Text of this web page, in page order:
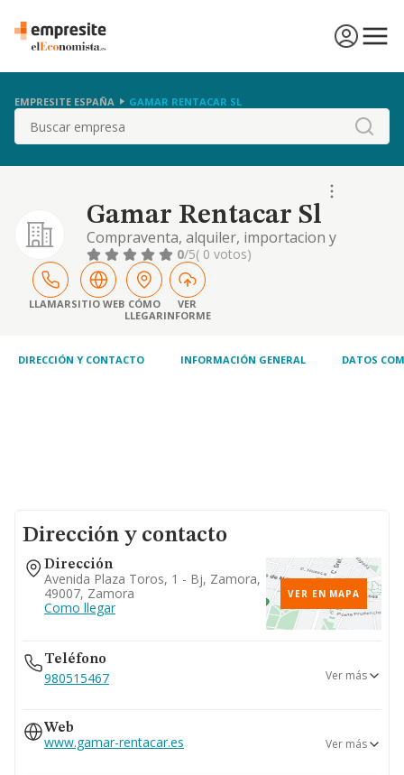
EMPRESITE ESPAÑA GAMAR RENTACAR SL
Buscar
Gamar Rentacar Sl
Compraventa, alquiler, importacion y
exportacion de vehiculos, automoviles de
turismo, industriales, comerciales y
accesorios, tanto de fabricacion nacional
como extranjera, asi como la asistencia
tecnica de vehiculos.
0/5( 0 votos)
LLAMARSITIO WEB CÓMO
LLEGAR
VER
INFORME
DIRECCIÓN Y CONTACTO INFORMACIÓN GENERAL DATOS
Dirección y contacto
Dirección
Avenida Plaza Toros, 1 - Bj, Zamora,
49007, Zamora
Como llegar
VER EN MAPA
Teléfono
980515467
619...
Ver teléfono 619...
980670034
Ver más
Web
www.gamar-rentacar.es Ver más